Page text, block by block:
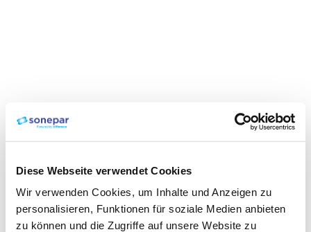
Diese Webseite verwendet Cookies
Wir verwenden Cookies, um Inhalte und Anzeigen zu
personalisieren, Funktionen für soziale Medien anbieten
zu können und die Zugriffe auf unsere Website zu